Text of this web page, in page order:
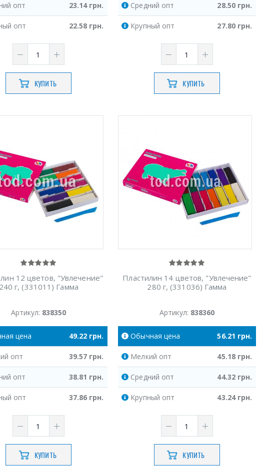
опт 23.14грн.
опт 22.58 грн.
КУПИТЬ
Средний опт 28.50грн.
Крупный опт 27.80грн.
КУПИТЬ
12 цветов, "Увлечение"
г, (331011) Гамма
Артикул: 838350
цена 49.22 грн.
опт 39.57 грн.
опт 38.81 грн.
опт 37.86 грн.
КУПИТЬ
Пластилин 14 цветов, "Увлечение"
280 г, (331036) Гамма
Артикул: 838360
Обычная цена 56.21 грн.
Мелкий опт 45.18грн.
Средний опт 44.32грн.
Крупный опт 43.24грн.
КУПИТЬ